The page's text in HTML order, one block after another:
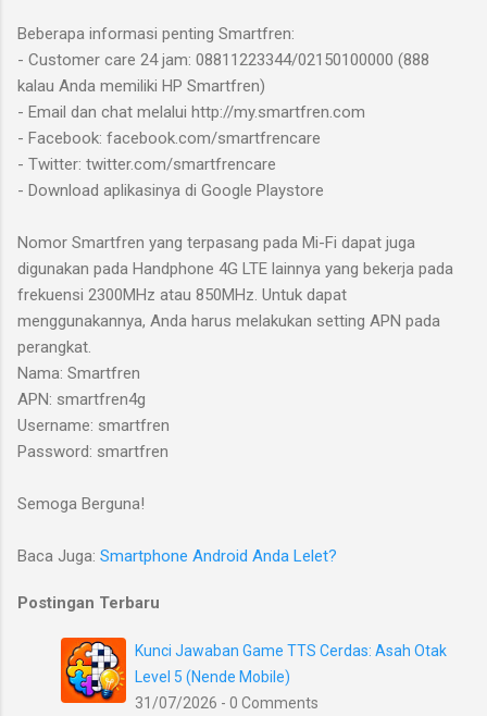
Beberapa informasi penting Smartfren:
- Customer care 24 jam: 08811223344/02150100000 (888
kalau Anda memiliki HP Smartfren)
- Email dan chat melalui http://my.smartfren.com
- Facebook: facebook.com/smartfrencare
- Twitter: twitter.com/smartfrencare
- Download aplikasinya di Google Playstore
Nomor Smartfren yang terpasang pada Mi-Fi dapat juga
digunakan pada Handphone 4G LTE lainnya yang bekerja pada
frekuensi 2300MHz atau 850MHz. Untuk dapat
menggunakannya, Anda harus melakukan setting APN pada
perangkat.
Nama: Smartfren
APN: smartfren4g
Username: smartfren
Password: smartfren
Semoga Berguna!
Baca Juga: Smartphone Android Anda Lelet?
Postingan Terbaru
Kunci Jawaban Game TTS Cerdas: Asah Otak
Level 5 (Nende Mobile)
31/07/2026 - 0 Comments